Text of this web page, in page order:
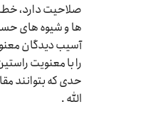
صلاحیت دارد،
ها و شیوه های
آسیب دیدگان
را با معنویت
حدی که بتوانند
الله .